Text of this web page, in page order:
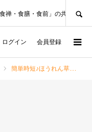
・食膳・食前」の共創ﾌﾟﾗｯﾄﾌ
ログイン 会員登録
簡単時短♪ほうれん草とかぼちゃのポタージュレシピ☆